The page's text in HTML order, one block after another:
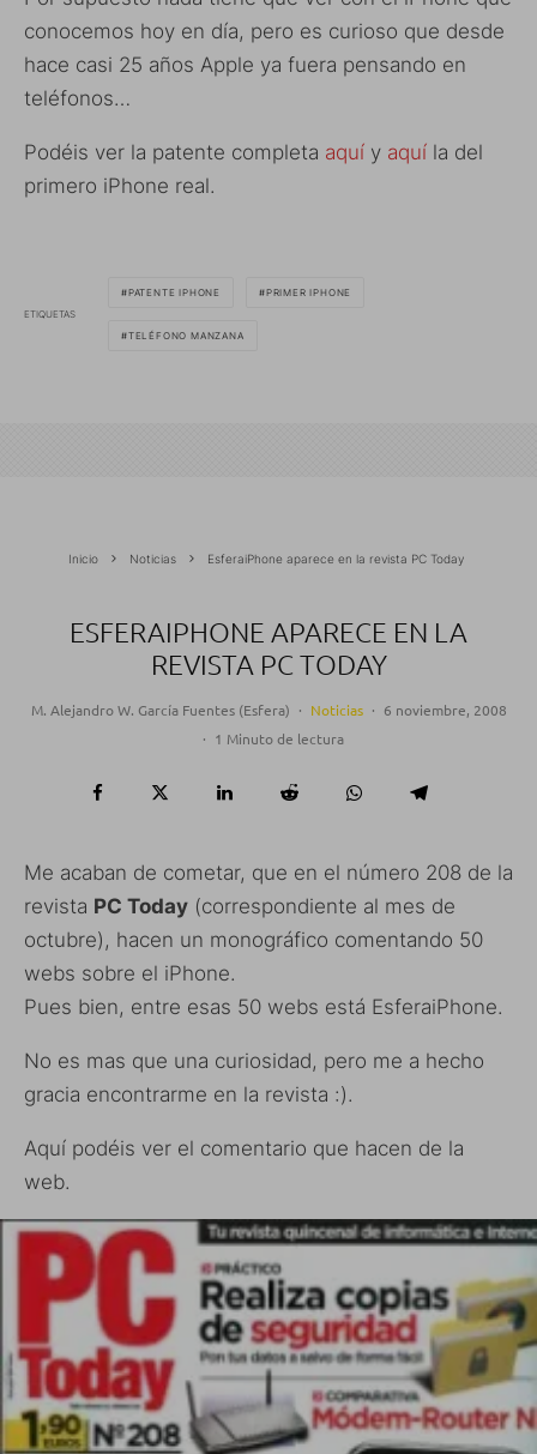
conocemos hoy en día, pero es curioso que desde
hace casi 25 años Apple ya fuera pensando en
teléfonos…
Podéis ver la patente completa aquí y aquí la del
primero iPhone real.
ETIQUETAS
PATENTE IPHONE PRIMER IPHONE
TELÉFONO MANZANA
Inicio Noticias EsferaiPhone aparece en la revista PC Today
ESFERAIPHONE APARECE EN LA
REVISTA PC TODAY
M. Alejandro W. García Fuentes (Esfera) · Noticias · 6 noviembre, 2008
· 1 Minuto de lectura
Me acaban de cometar, que en el número 208 de la
revista PC Today (correspondiente al mes de
octubre), hacen un monográfico comentando 50
webs sobre el iPhone.
Pues bien, entre esas 50 webs está EsferaiPhone.
No es mas que una curiosidad, pero me a hecho
gracia encontrarme en la revista :).
Aquí podéis ver el comentario que hacen de la
web.